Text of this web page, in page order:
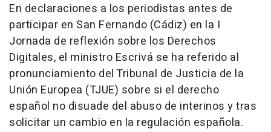
En declaraciones a los periodistas antes de
participar en San Fernando (Cádiz) en la I
Jornada de reflexión sobre los Derechos
Digitales, el ministro Escrivá se ha referido al
pronunciamiento del Tribunal de Justicia de la
Unión Europea (TJUE) sobre si el derecho
español no disuade del abuso de interinos y tras
solicitar un cambio en la regulación española.